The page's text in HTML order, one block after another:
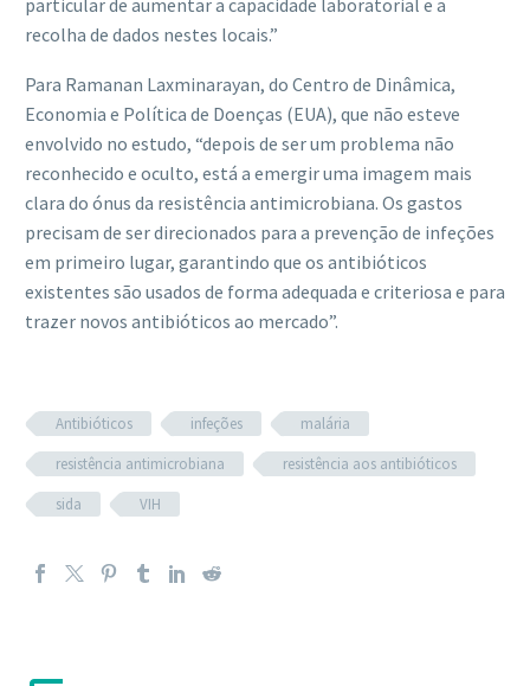
recolha de dados nestes locais.”
Para Ramanan Laxminarayan, do Centro de Dinâmica,
Economia e Política de Doenças (EUA), que não esteve
envolvido no estudo, “depois de ser um problema não
reconhecido e oculto, está a emergir uma imagem mais
clara do ónus da resistência antimicrobiana. Os gastos
precisam de ser direcionados para a prevenção de infeções
em primeiro lugar, garantindo que os antibióticos
existentes são usados ​​de forma adequada e criteriosa e para
trazer novos antibióticos ao mercado”.
Antibióticos infeções
malária
resistência antimicrobiana
resistência aos antibióticos
sida
VIH